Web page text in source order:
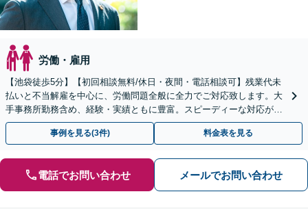
労働・雇用
【池袋徒歩5分】【初回相談無料/休日・夜間・電話相談可】残業代未
払いと不当解雇を中心に、労働問題全般に全力でご対応致します。大
手事務所勤務含め、経験・実績ともに豊富。スピーディーな対応が信
条で、早期解決。【弁護士は頼りになると言われたい】
事例を見る(3件) 料金表を見る
電話でお問い合わせ メールでお問い合わせ